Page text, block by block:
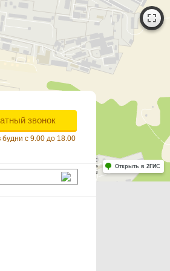
Работает на API 2ГИС
Лицензионное соглашение
нужен ключ. Помощь: api@2gis.ru
Открыть в 2ГИС
звонок
будни с 9.00 до 18.00